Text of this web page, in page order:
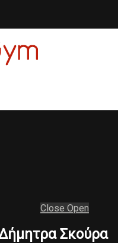
Close Open
Σκούρα